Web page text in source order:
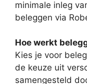
minimale inleg
beleggen via
Hoe werkt
Kies je voor
de keuze uit
samengesteld